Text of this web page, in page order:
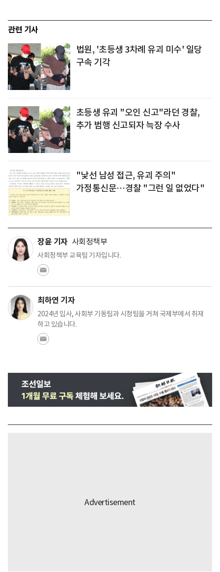
관련 기사
법원, '초등생 3차례 유괴 미수' 일당
구속 기각
초등생 유괴 "오인 신고"라던 경찰,
추가 범행 신고되자 늑장 수사
"낯선 남성 접근, 유괴 주의"
가정통신문…경찰 "그런 일 없었다"
장윤 기자 사회정책부
사회정책부 교육팀 기자입니다.
최하연 기자
2024년 입사, 사회부 기동팀과 시청팀을 거쳐 국제부에서 취재
하고 있습니다.